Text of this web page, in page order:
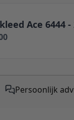
Ace 6444 -
Persoonlijk